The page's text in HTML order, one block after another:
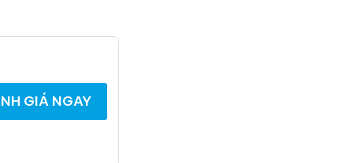
Rượu Cognac Remy
Martin Louis XIII Black
700ml / 40%
GIÁ NGAY